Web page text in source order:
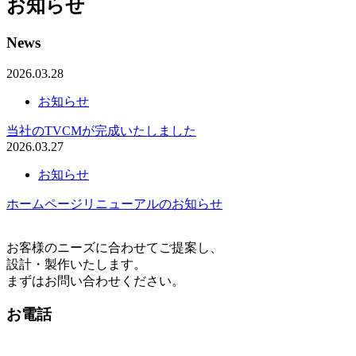
お知らせ
News
2026.03.28
お知らせ
当社のTVCMが完成いたしました
2026.03.27
お知らせ
ホームページリニューアルのお知らせ
お客様のニーズに合わせてご提案し、
設計・製作いたします。
まずはお問い合わせください。
お電話